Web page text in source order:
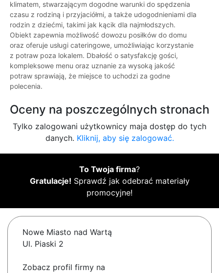
klimatem, stwarzającym dogodne warunki do spędzenia
czasu z rodziną i przyjaciółmi, a także udogodnieniami dla
rodzin z dziećmi, takimi jak kącik dla najmłodszych.
Obiekt zapewnia możliwość dowozu posiłków do domu
oraz oferuje usługi cateringowe, umożliwiając korzystanie
z potraw poza lokalem. Dbałość o satysfakcję gości,
kompleksowe menu oraz uznanie za wysoką jakość
potraw sprawiają, że miejsce to uchodzi za godne
polecenia.
Oceny na poszczególnych stronach
Tylko zalogowani użytkownicy maja dostęp do tych
danych. Kliknij, aby się zalogować.
To Twoja firma?
Gratulacje! Sprawdź jak odebrać materiały
promocyjne!
Nowe Miasto nad Wartą
Ul. Piaski 2
Zobacz profil firmy na